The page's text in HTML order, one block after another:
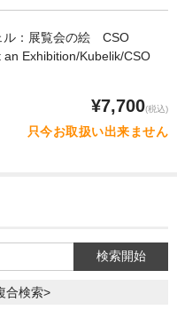
ル：展覧会の絵 CSO
Exhibition/Kubelik/CSO
¥7,700(税込)
只今お取扱い出来ません
合検索>